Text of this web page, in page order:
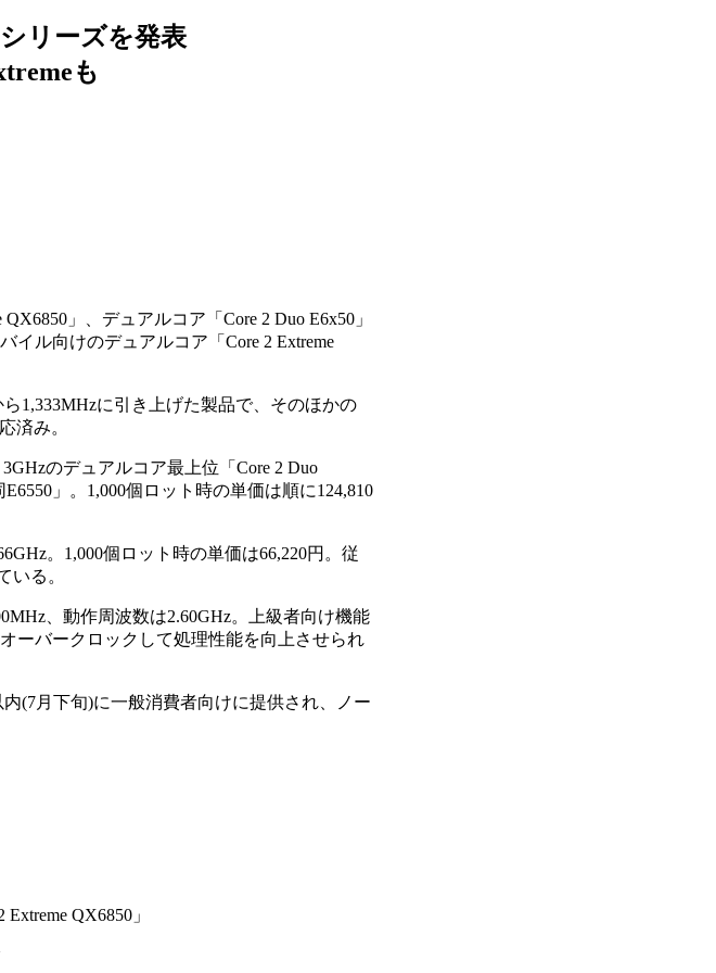
リーズを発表
も
」、デュアルコア「Core 2 Duo E6x50」
イル向けのデュアルコア「Core 2 Extreme
1,333MHzに引き上げた製品で、そのほかの
済み。
のデュアルコア最上位「Core 2 Duo
」。1,000個ロット時の単価は順に124,810
。1,000個ロット時の単価は66,220円。従
いる。
、動作周波数は2.60GHz。上級者向け機能
ーバークロックして処理性能を向上させられ
(7月下旬)に一般消費者向けに提供され、ノー
QX6850」